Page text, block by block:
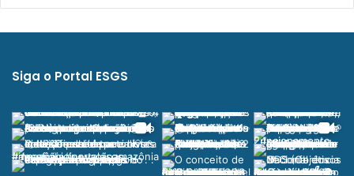
Siga o Portal ESGS